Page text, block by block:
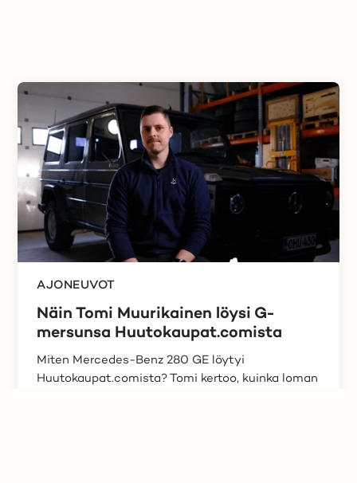
AJONEUVOT
Näin Tomi Muurikainen löysi G-
mersunsa Huutokaupat.comista
Miten Mercedes-Benz 280 GE löytyi
Huutokaupat.comista? Tomi kertoo, kuinka loman